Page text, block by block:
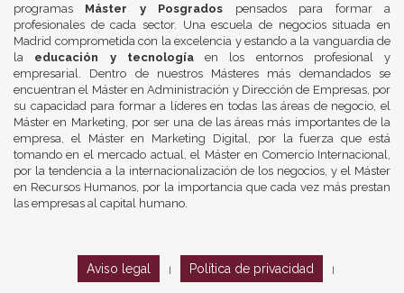
programas Máster y Posgrados pensados para formar a
profesionales de cada sector. Una escuela de negocios situada en
Madrid comprometida con la excelencia y estando a la vanguardia de
la educación y tecnologíaen los entornos profesional y
empresarial. Dentro de nuestros Másteres más demandados se
encuentran el Máster en Administración y Dirección de Empresas, por
su capacidad para formar a líderes en todas las áreas de negocio, el
Máster en Marketing, por ser una de las áreas más importantes de la
empresa, el Máster en Marketing Digital, por la fuerza que está
tomando en el mercado actual, el Máster en Comercio Internacional,
por la tendencia a la internacionalización de los negocios, y el Máster
en Recursos Humanos, por la importancia que cada vez más prestan
las empresas al capital humano.
Aviso legal Política de privacidad